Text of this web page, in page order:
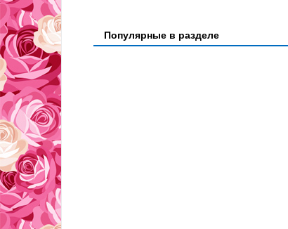
Популярные в разделе